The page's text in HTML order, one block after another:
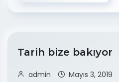
Tarih bize bakıyor
admin Mayıs 3, 2019